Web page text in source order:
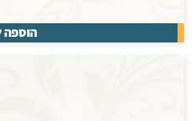
הוספה